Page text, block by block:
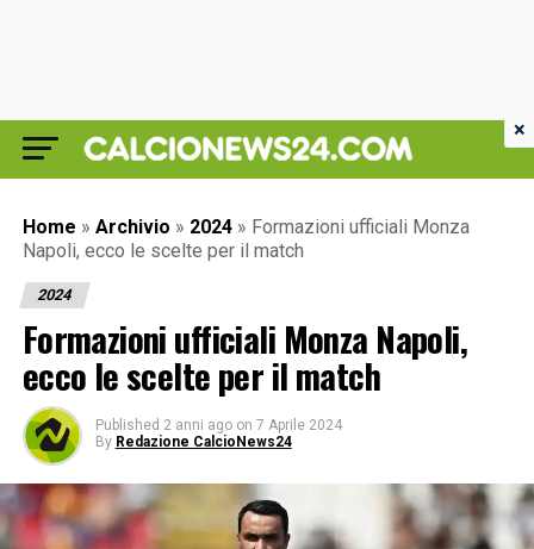
Home » Archivio » 2024 » Formazioni ufficiali Monza
Napoli, ecco le scelte per il match
2024
Formazioni ufficiali Monza Napoli,
ecco le scelte per il match
Published 2 anni ago on 7 Aprile 2024
By Redazione CalcioNews24
×